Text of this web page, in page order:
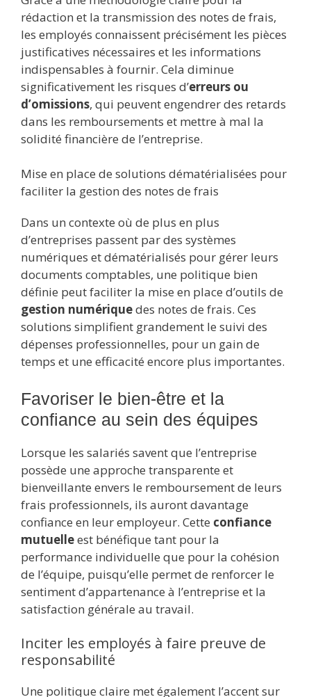
rédaction et la transmission des notes de frais,
les employés connaissent précisément les pièces
justificatives nécessaires et les informations
indispensables à fournir. Cela diminue
significativement les risques d’erreurs ou
d’omissions, qui peuvent engendrer des retards
dans les remboursements et mettre à mal la
solidité financière de l’entreprise.
Mise en place de solutions dématérialisées pour
faciliter la gestion des notes de frais
Dans un contexte où de plus en plus
d’entreprises passent par des systèmes
numériques et dématérialisés pour gérer leurs
documents comptables, une politique bien
définie peut faciliter la mise en place d’outils de
gestion numériquedes notes de frais. Ces
solutions simplifient grandement le suivi des
dépenses professionnelles, pour un gain de
temps et une efficacité encore plus importantes.
Favoriser le bien-être et la
confiance au sein des équipes
Lorsque les salariés savent que l’entreprise
possède une approche transparente et
bienveillante envers le remboursement de leurs
frais professionnels, ils auront davantage
confiance en leur employeur. Cette confiance
mutuelleest bénéfique tant pour la
performance individuelle que pour la cohésion
de l’équipe, puisqu’elle permet de renforcer le
sentiment d’appartenance à l’entreprise et la
satisfaction générale au travail.
Inciter les employés à faire preuve de
responsabilité
Une politique claire met également l’accent sur